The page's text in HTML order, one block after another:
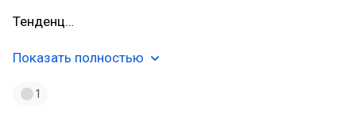
Тенденц…
Показать полностью
1